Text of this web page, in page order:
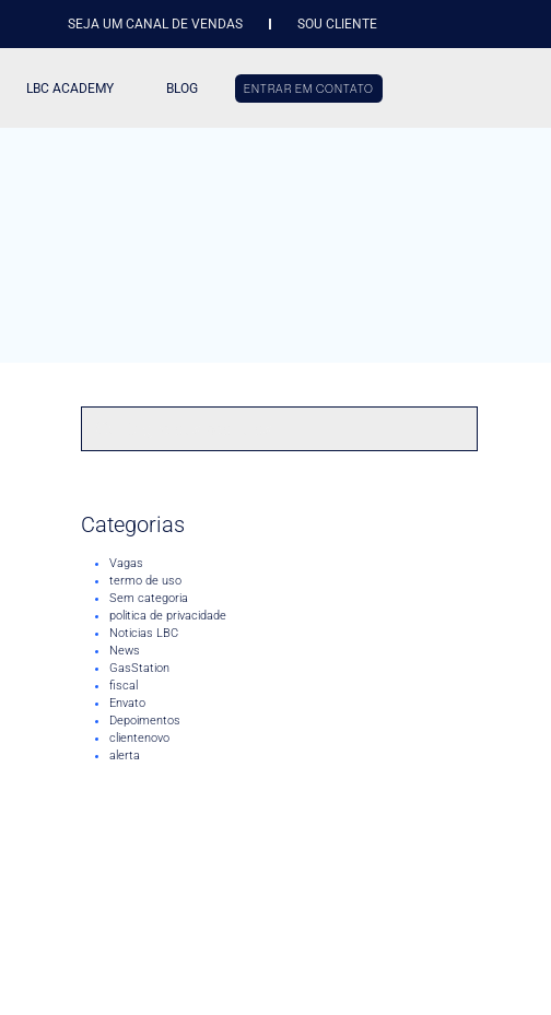
SEJA UM CANAL DE VENDAS SOU CLIENTE
LBC ACADEMY BLOG ENTRAR EM CONTATO
Categorias
Vagas
termo de uso
Sem categoria
politica de privacidade
Noticias LBC
News
GasStation
fiscal
Envato
Depoimentos
clientenovo
alerta